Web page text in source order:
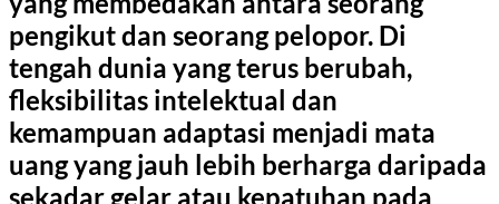
pengikut dan seorang pelopor. Di
tengah dunia yang terus berubah,
fleksibilitas intelektual dan
kemampuan adaptasi menjadi mata
uang yang jauh lebih berharga daripada
sekadar gelar atau kepatuhan pada